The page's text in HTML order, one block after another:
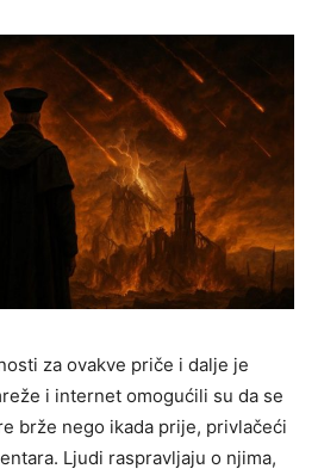
za ovakve priče i dalje je
i internet omogućili su da se
brže nego ikada prije, privlačeći
Ljudi raspravljaju o njima,